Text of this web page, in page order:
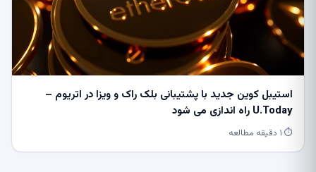
استیبل کوین جدید با پشتیبانی بلک راک و ویزا در اتریوم –
U.Today راه اندازی می شود
⏱ ۱ دقیقه مطالعه